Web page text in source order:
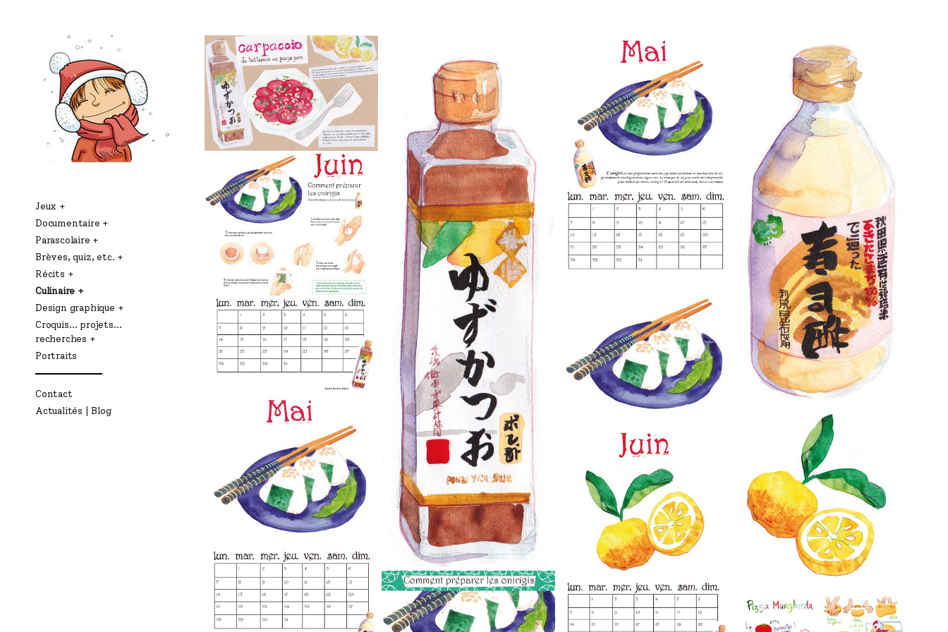
Jeux
Documentaire
Parascolaire
Brèves, quiz, etc.
Récits
Culinaire
Design graphique
Croquis… projets…
recherches
Portraits
Contact
Actualités | Blog